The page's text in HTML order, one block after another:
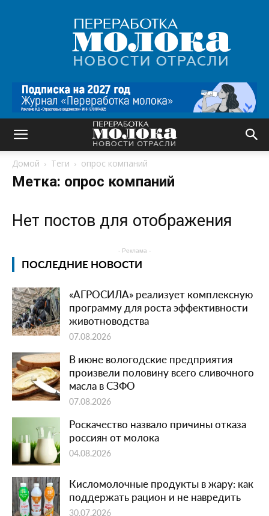
Переработка
молока
|
Новости
Домой Теги опрос компаний
Метка: опрос компаний
Нет постов для отображения
- Реклама -
ПОСЛЕДНИЕ НОВОСТИ
«АГРОСИЛА» реализует комплексную
программу для роста эффективности
животноводства
07.08.2026
В июне вологодские предприятия
произвели половину всего сливочного
масла в СЗФО
07.08.2026
Роскачество назвало причины отказа
россиян от молока
04.08.2026
Кисломолочные продукты в жару: как
поддержать рацион и не навредить
30.07.2026